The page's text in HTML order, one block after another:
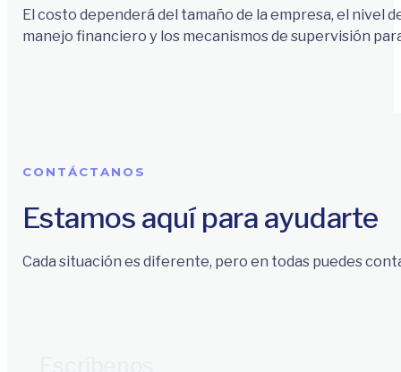
El costo dependerá del tamaño de la empresa, el
manejo financiero y los mecanismos de supervisión
CONTÁCTANOS
Estamos aquí para ayudarte
Cada situación es diferente, pero en todas puedes